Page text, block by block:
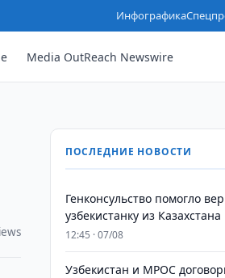
Инфографика
Media OutReach Newswire
ПОСЛЕДНИЕ НОВОСТИ
Генконсульство помогло
узбекистанку из Казахстана
12:45 · 07/08
Узбекистан и MPOC